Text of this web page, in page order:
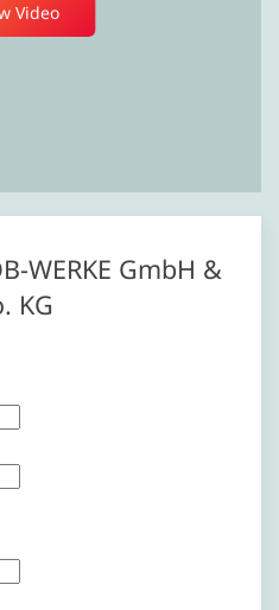
Video
WERKE GmbH &
KG